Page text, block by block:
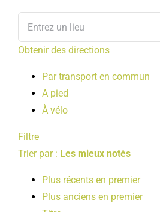
Obtenir des directions
Par transport en commun
A pied
À vélo
Filtre
Trier par : Les mieux notés
Plus récents en premier
Plus anciens en premier